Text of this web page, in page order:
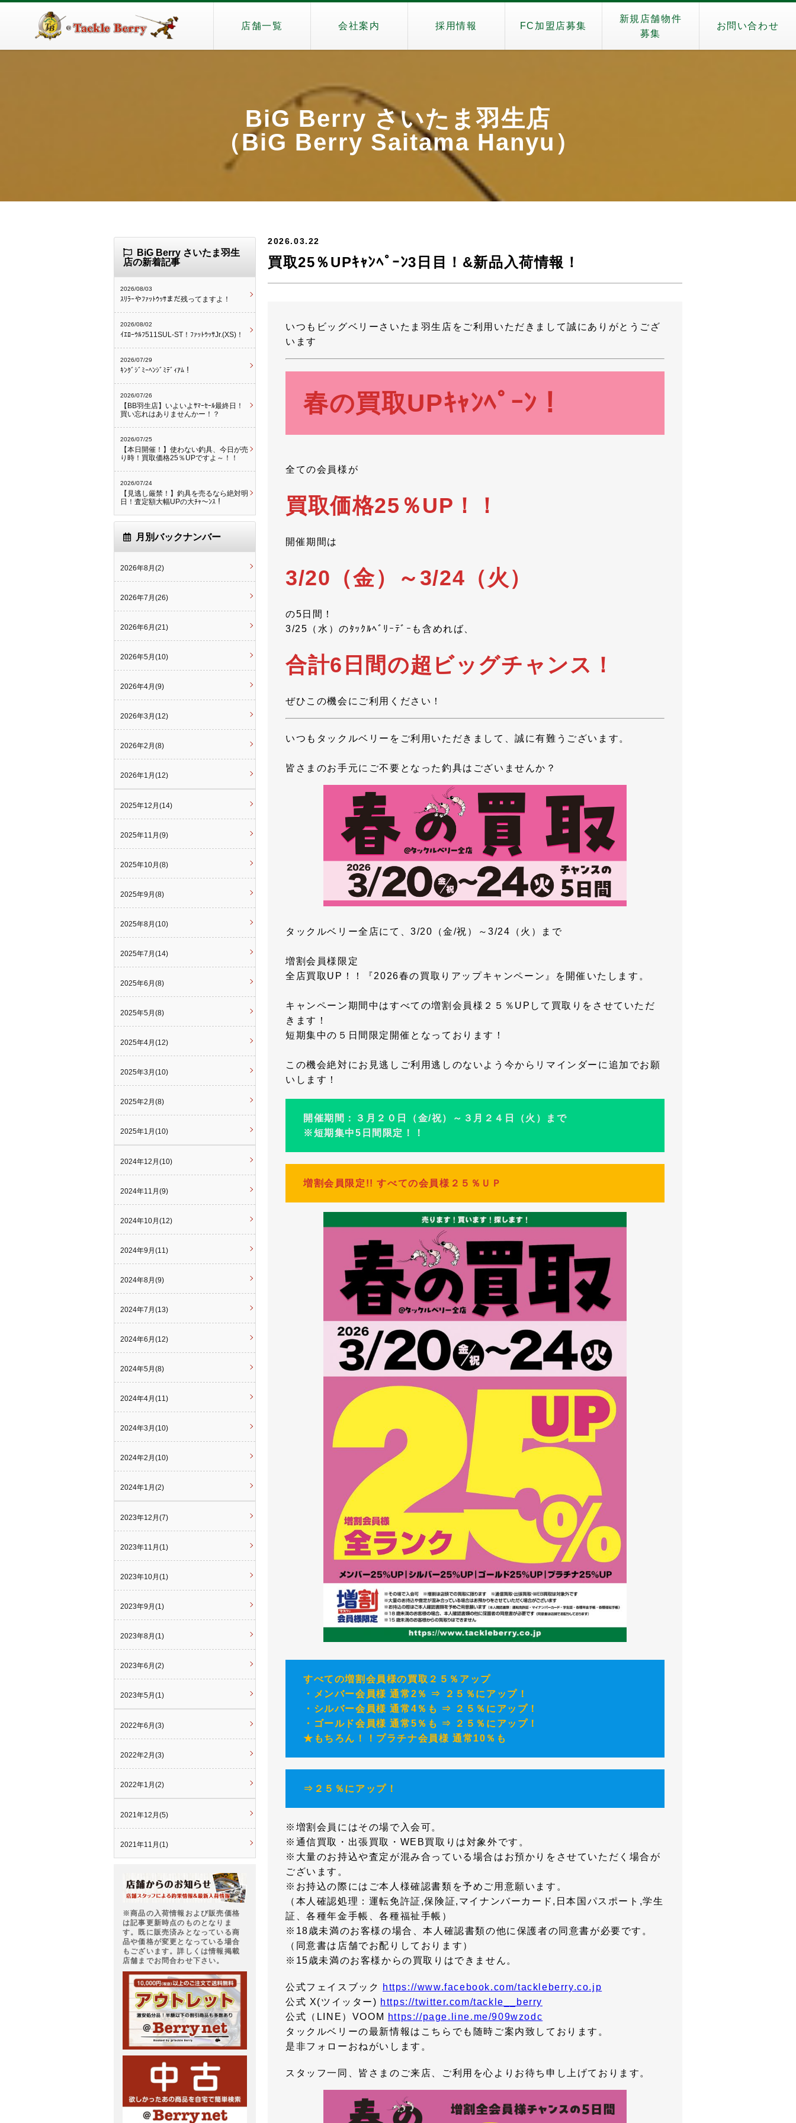
店舗一覧 会社案内 採用情報 FC加盟店募集
新規店舗物件
募集
お問い合わせ
BiG Berry さいたま羽生店
（BiG Berry Saitama Hanyu）
2026.03.22
買取25％UPｷｬﾝﾍﾟｰﾝ3日目！&新品入荷情報！
いつもビッグベリーさいたま羽生店をご利用いただきまして誠にありがとうござ
います
春の買取UPｷｬﾝﾍﾟｰﾝ！
全ての会員様が
買取価格25％UP！！
開催期間は
3/20（金）～3/24（火）
の5日間！
3/25（水）のﾀｯｸﾙﾍﾞﾘｰﾃﾞｰも含めれば、
合計6日間の超ビッグチャンス！
ぜひこの機会にご利用ください！
いつもタックルベリーをご利用いただきまして、誠に有難うございます。
皆さまのお手元にご不要となった釣具はございませんか？
タックルベリー全店にて、3/20（金/祝）～3/24（火）まで
増割会員様限定
全店買取UP！！『2026春の買取りアップキャンペーン』を開催いたします。
キャンペーン期間中はすべての増割会員様２５％UPして買取りをさせていただ
きます！
短期集中の５日間限定開催となっております！
この機会絶対にお見逃しご利用逃しのないよう今からリマインダーに追加でお願
いします！
開催期間：３月２０日（金/祝）～３月２４日（火）まで
※短期集中5日間限定！！
増割会員限定!! すべての会員様２５％ＵＰ
すべての増割会員様の買取２５％アップ
・メンバー会員様 通常2％ ⇒ ２５％にアップ！
・シルバー会員様 通常4％も ⇒ ２５％にアップ！
・ゴールド会員様 通常5％も ⇒ ２５％にアップ！
★もちろん！！プラチナ会員様 通常10％も
⇒２５％にアップ！
※増割会員にはその場で入会可。
※通信買取・出張買取・WEB買取りは対象外です。
※大量のお持込や査定が混み合っている場合はお預かりをさせていただく場合が
ございます。
※お持込の際にはご本人様確認書類を予めご用意願います。
（本人確認処理：運転免許証,保険証,マイナンバーカード,日本国パスポート,学生
証、各種年金手帳、各種福祉手帳）
※18歳未満のお客様の場合、本人確認書類の他に保護者の同意書が必要です。
（同意書は店舗でお配りしております）
※15歳未満のお客様からの買取りはできません。
公式フェイスブック
https://www.facebook.com/tackleberry.co.jp
公式 X(ツイッター) https://twitter.com/tackle__berry
公式（LINE）VOOM
https://page.line.me/909wzodc
タックルベリーの最新情報はこちらでも随時ご案内致しております。
是非フォローおねがいします。
スタッフ一同、皆さまのご来店、ご利用を心よりお待ち申し上げております。
BiG Berry さいたま羽生
店の新着記事
2026/08/03
ｽﾘﾗｰやﾌｧｯﾄｳｯｻまだ残ってますよ！
2026/08/02
ｲｴﾛｰｳﾙﾌ511SUL-ST！ﾌｧｯﾄｳｯｻJr.(XS)！
2026/07/29
ｷﾝｸﾞｼﾞﾐｰﾍﾝｼﾞﾐﾃﾞｨｱﾑ！
2026/07/26
【BB羽生店】いよいよｻﾏｰｾｰﾙ最終日！
買い忘れはありませんかー！？
2026/07/25
【本日開催！】使わない釣具、今日が売
り時！買取価格25％UPですよ～！！
2026/07/24
【見逃し厳禁！】釣具を売るなら絶対明
日！査定額大幅UPの大ﾁｬ～ﾝｽ！
月別バックナンバー
2026年8月(2)
2026年7月(26)
2026年6月(21)
2026年5月(10)
2026年4月(9)
2026年3月(12)
2026年2月(8)
2026年1月(12)
2025年12月(14)
2025年11月(9)
2025年10月(8)
2025年9月(8)
2025年8月(10)
2025年7月(14)
2025年6月(8)
2025年5月(8)
2025年4月(12)
2025年3月(10)
2025年2月(8)
2025年1月(10)
2024年12月(10)
2024年11月(9)
2024年10月(12)
2024年9月(11)
2024年8月(9)
2024年7月(13)
2024年6月(12)
2024年5月(8)
2024年4月(11)
2024年3月(10)
2024年2月(10)
2024年1月(2)
2023年12月(7)
2023年11月(1)
2023年10月(1)
2023年9月(1)
2023年8月(1)
2023年6月(2)
2023年5月(1)
2022年6月(3)
2022年2月(3)
2022年1月(2)
2021年12月(5)
2021年11月(1)
※商品の入荷情報および販売価格
は記事更新時点のものとなりま
す。既に販売済みとなっている商
品や価格が変更となっている場合
もございます。詳しくは情報掲載
店舗までお問合わせ下さい。